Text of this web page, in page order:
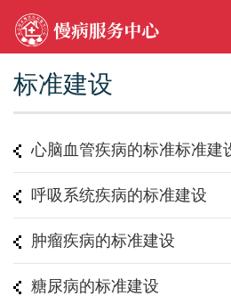
标准建设
心脑血管疾病的标准标准建
呼吸系统疾病的标准建设
肿瘤疾病的标准建设
糖尿病的标准建设